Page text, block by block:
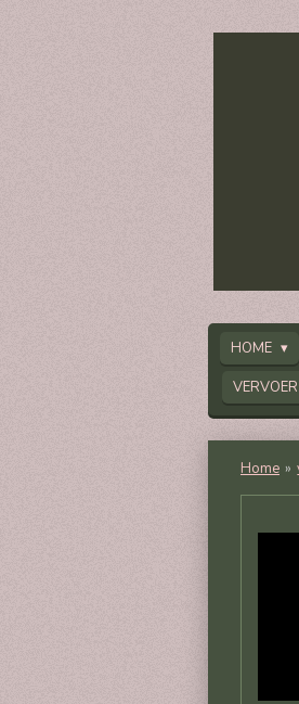
HOME
VERVOER
Home »